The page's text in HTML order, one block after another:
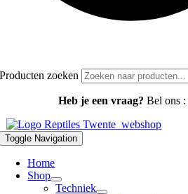
Producten zoeken
Heb je een vraag? Bel ons :
Toggle Navigation
Home
Shop
Techniek